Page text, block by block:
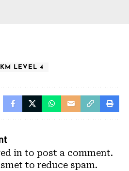
LEVEL 4
in to post a comment.
to reduce spam.